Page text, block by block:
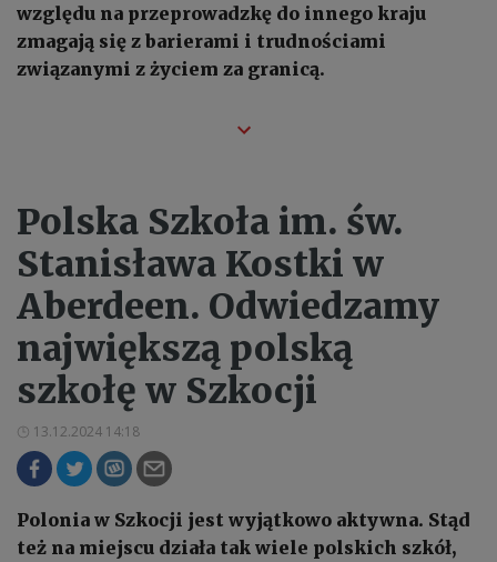
względu na przeprowadzkę do innego kraju
zmagają się z barierami i trudnościami
związanymi z życiem za granicą.
Polska Szkoła im. św.
Stanisława Kostki w
Aberdeen. Odwiedzamy
największą polską
szkołę w Szkocji
13.12.2024 14:18
Polonia w Szkocji jest wyjątkowo aktywna. Stąd
też na miejscu działa tak wiele polskich szkół,